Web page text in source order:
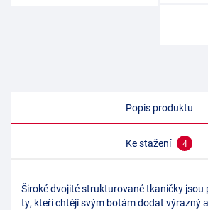
Popis produktu
Ke stažení 4
Široké dvojité strukturované tkaničky
ty, kteří chtějí svým botám dodat výrazný